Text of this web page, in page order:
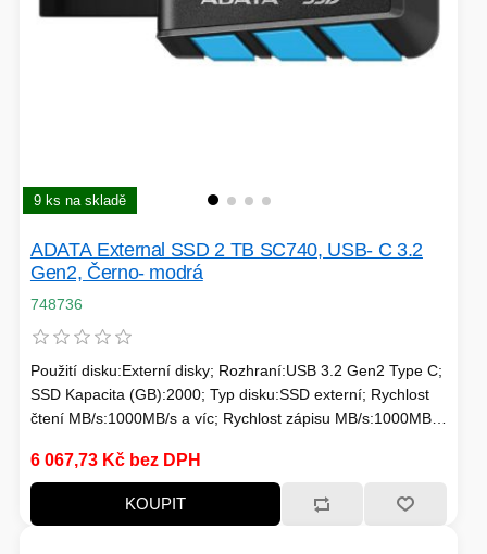
9 ks na skladě
ADATA External SSD 2 TB SC740, USB- C 3.2
Gen2, Černo- modrá
748736
Použití disku:Externí disky; Rozhraní:USB 3.2 Gen2 Type C;
SSD Kapacita (GB):2000; Typ disku:SSD externí; Rychlost
čtení MB/s:1000MB/s a víc; Rychlost zápisu MB/s:1000MB/s
6 067,73 Kč bez DPH
KOUPIT